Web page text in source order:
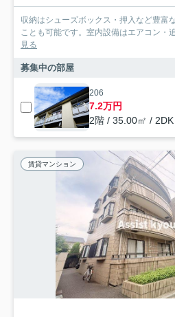
収納はシューズボックス・押入など豊富
ことも可能です。室内設備はエアコン・
見る
募集中の部屋
206
7.2万円
2階 / 35.00㎡ / 2DK
賃貸マンション